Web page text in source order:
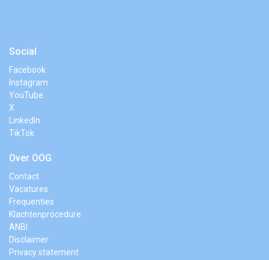
Social
Facebook
Instagram
YouTube
X
LinkedIn
TikTok
Over OOG
Contact
Vacatures
Frequenties
Klachtenprocedure
ANBI
Disclaimer
Privacy statement